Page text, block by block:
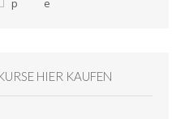
HIER KAUFEN